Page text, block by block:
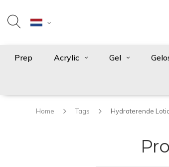
Prep Acrylic Gel
Home Tags Hydraterende